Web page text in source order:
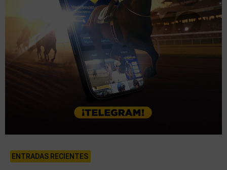
ENTRADAS RECIENTES